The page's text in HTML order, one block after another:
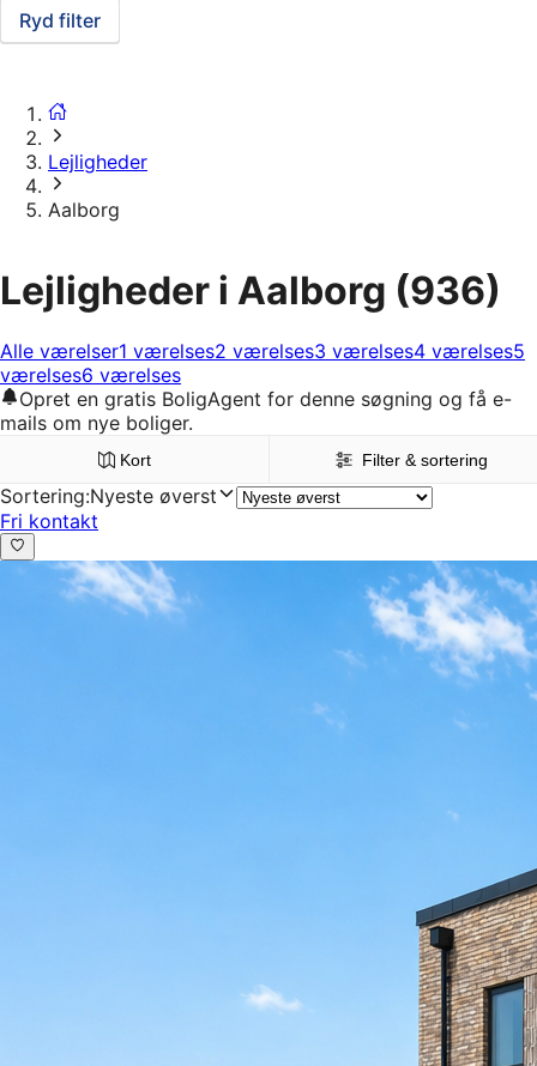
Ryd filter
Lejligheder
Aalborg
Lejligheder i Aalborg (936)
Alle værelser1 værelses2 værelses3 værelses4 værelses5
værelses6 værelses
Opret en gratis BoligAgent for denne søgning og få e-
mails om nye boliger.
Kort Filter & sortering
Sortering:Nyeste øverst
Fri kontakt